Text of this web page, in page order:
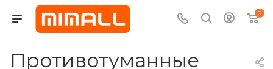
0
Противотуманные